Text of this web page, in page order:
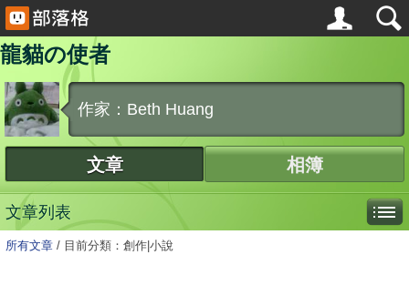
龍貓の使者
作家：Beth Huang
文章 相簿
文章列表
所有文章 / 目前分類：創作|小說